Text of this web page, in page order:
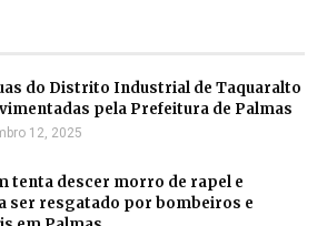
do Distrito Industrial de Taquaralto
pela Prefeitura de Palmas
12, 2025
tenta descer morro de rapel e
ser resgatado por bombeiros e